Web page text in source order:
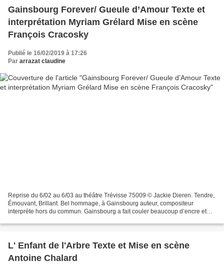
Gainsbourg Forever/ Gueule d’Amour Texte et
interprétation Myriam Grélard Mise en scène
François Cracosky
Publié le 16/02/2019 à 17:26
Par arrazat claudine
Reprise du 6/02 au 6/03 au théâtre Trévisse 75009 © Jackie Dieren. Tendre,
Émouvant, Brillant. Bel hommage, à Gainsbourg auteur, compositeur
interprète hors du commun. Gainsbourg a fait couler beaucoup d’encre et
L' Enfant de l'Arbre Texte et Mise en scène
Antoine Chalard